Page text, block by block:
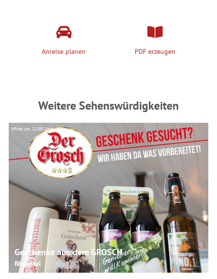
Anreise planen PDF erzeugen
Weitere Sehenswürdigkeiten
öffnet um 11:00 Uhr
Geschenke aus dem GROSCH
Rödental